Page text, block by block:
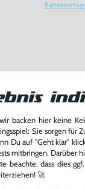
backen hier keine
Sie sorgen für
Du auf "Geht klar"
mitbringen. Darüber
beachte, dass dies
🚀